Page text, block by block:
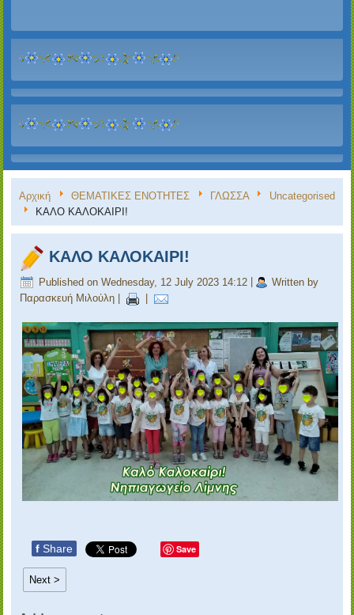
Αρχική ΘΕΜΑΤΙΚΕΣ ΕΝΟΤΗΤΕΣ ΓΛΩΣΣΑ
Uncategorised
ΚΑΛΟ ΚΑΛΟΚΑΙΡΙ!
ΚΑΛΟ ΚΑΛΟΚΑΙΡΙ!
Published on Wednesday, 12 July 2023 14:12
Written by
Παρασκευή Μιλούλη
f Share Save
Next >